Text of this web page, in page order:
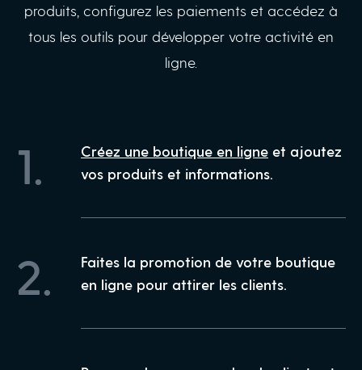
produits, configurez les paiements et accédez à
tous les outils pour développer votre activité en
ligne.
1. Créez une boutique en ligne et ajoutez
vos produits et informations.
2.
Faites la promotion de votre boutique
en ligne pour attirer les clients.